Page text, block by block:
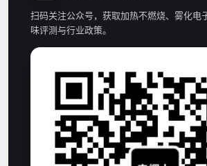
扫码关注公众号，获取加热不燃烧、雾化电
味评测与行业政策。